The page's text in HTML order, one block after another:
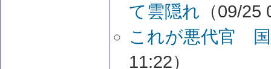
て雲隠れ （09/
これが悪代官
11:22）